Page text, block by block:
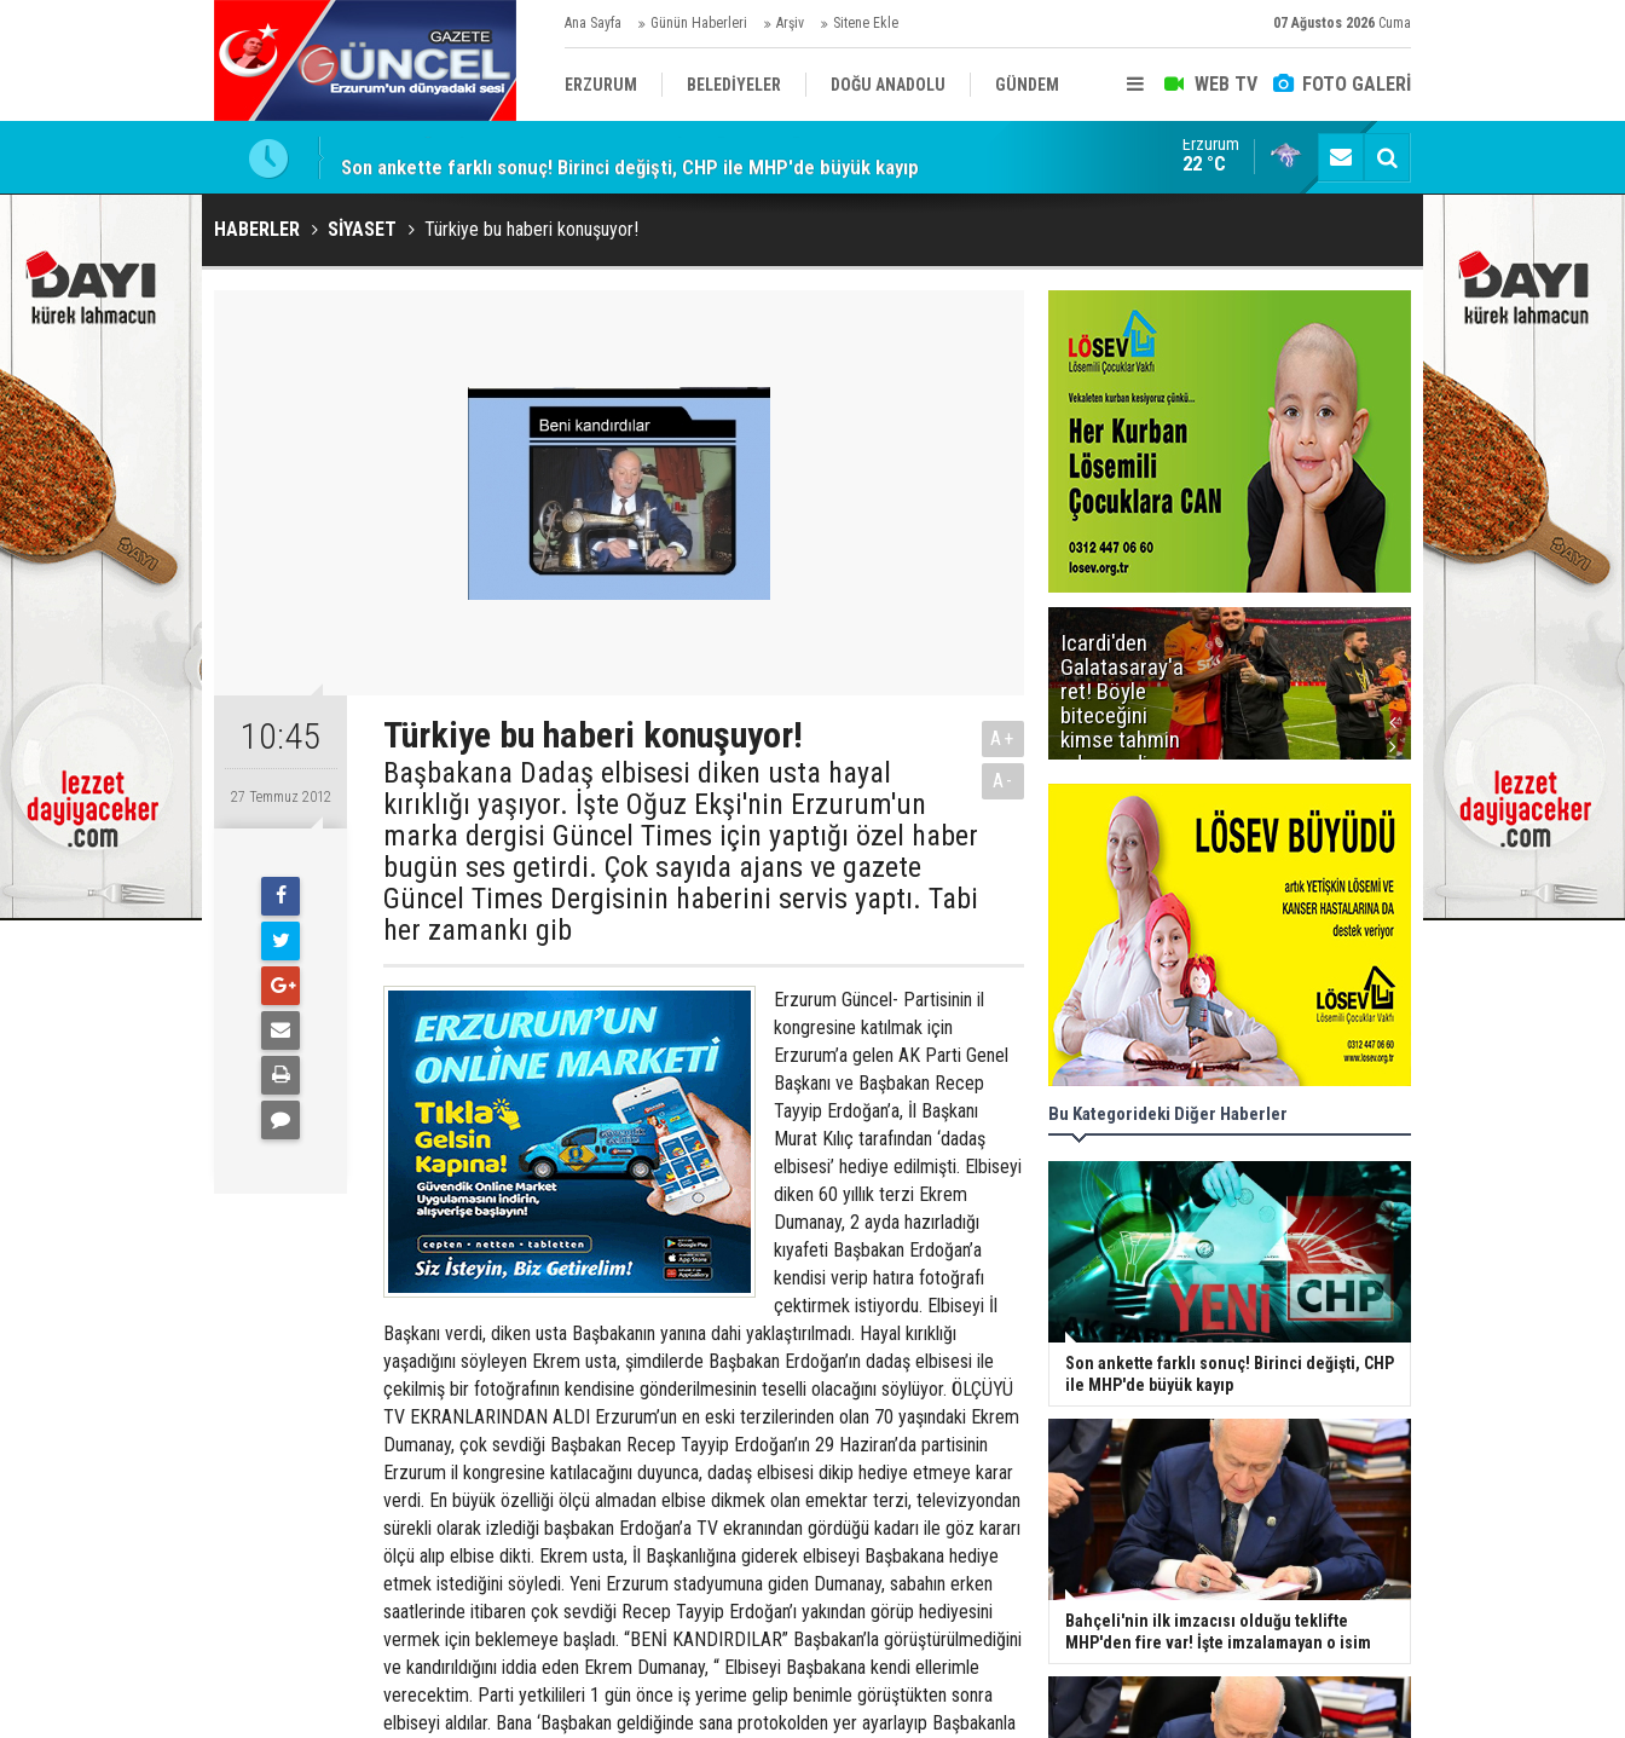
Ana Sayfa Günün Haberleri Arşiv Sitene Ekle 07 Ağustos 2026 Cuma
WEB TV FOTO GALERİ
ERZURUM BELEDİYELER DOĞU ANADOLU GÜNDEM
SİYASET AFAD/ SAVAŞ SPOR
KÜLTÜR/SANAT//MAĞAZİN
Son ankette farklı sonuç! Birinci değişti, CHP ile MHP'de büyük kayıp Erzurum'da Tarih sıvaların altından çıktı
Erzurum
22 °C
HABERLER SİYASET Türkiye bu haberi konuşuyor!
10:45
27 Temmuz 2012
Türkiye bu haberi konuşuyor!
Başbakana Dadaş elbisesi diken usta hayal
kırıklığı yaşıyor. İşte Oğuz Ekşi'nin Erzurum'un
marka dergisi Güncel Times için yaptığı özel haber
bugün ses getirdi. Çok sayıda ajans ve gazete
Güncel Times Dergisinin haberini servis yaptı. Tabi
her zamankı gib
A+
A-
Erzurum Güncel- Partisinin il
kongresine katılmak için
Erzurum’a gelen AK Parti Genel
Başkanı ve Başbakan Recep
Tayyip Erdoğan’a, İl Başkanı
Murat Kılıç tarafından ‘dadaş
elbisesi’ hediye edilmişti. Elbiseyi
diken 60 yıllık terzi Ekrem
Dumanay, 2 ayda hazırladığı
kıyafeti Başbakan Erdoğan’a
kendisi verip hatıra fotoğrafı
çektirmek istiyordu. Elbiseyi İl
Başkanı verdi, diken usta Başbakanın yanına dahi yaklaştırılmadı. Hayal kırıklığı
yaşadığını söyleyen Ekrem usta, şimdilerde Başbakan Erdoğan’ın dadaş elbisesi ile
çekilmiş bir fotoğrafının kendisine gönderilmesinin teselli olacağını söylüyor. ÖLÇÜYÜ
TV EKRANLARINDAN ALDI Erzurum’un en eski terzilerinden olan 70 yaşındaki Ekrem
Dumanay, çok sevdiği Başbakan Recep Tayyip Erdoğan’ın 29 Haziran’da partisinin
Erzurum il kongresine katılacağını duyunca, dadaş elbisesi dikip hediye etmeye karar
verdi. En büyük özelliği ölçü almadan elbise dikmek olan emektar terzi, televizyondan
sürekli olarak izlediği başbakan Erdoğan’a TV ekranından gördüğü kadarı ile göz kararı
ölçü alıp elbise dikti. Ekrem usta, İl Başkanlığına giderek elbiseyi Başbakana hediye
etmek istediğini söyledi. Yeni Erzurum stadyumuna giden Dumanay, sabahın erken
saatlerinde itibaren çok sevdiği Recep Tayyip Erdoğan’ı yakından görüp hediyesini
vermek için beklemeye başladı. “BENİ KANDIRDILAR” Başbakan’la görüştürülmediğini
ve kandırıldığını iddia eden Ekrem Dumanay, “ Elbiseyi Başbakana kendi ellerimle
verecektim. Parti yetkilileri 1 gün önce iş yerime gelip benimle görüştükten sonra
elbiseyi aldılar. Bana ‘Başbakan geldiğinde sana protokolden yer ayarlayıp Başbakanla
Icardi'den
Galatasaray'a
ret! Böyle
biteceğini
kimse tahmin
edemezdi
Uçar'a ziyaret
Bu Kategorideki Diğer Haberler
Son ankette farklı sonuç! Birinci değişti, CHP
ile MHP'de büyük kayıp
Bahçeli'nin ilk imzacısı olduğu teklifte
MHP'den fire var! İşte imzalamayan o isim